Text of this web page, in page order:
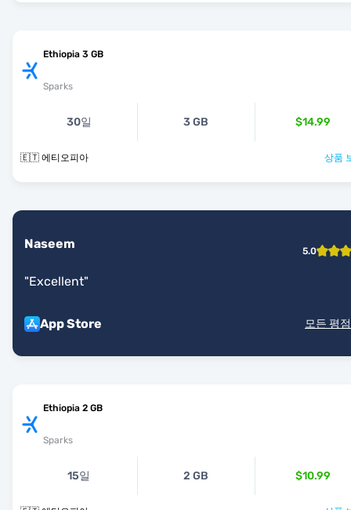
Ethiopia 3 GB
Sparks
30일 3 GB $14.99
🇪🇹 에티오피아 상품
Naseem 5.0
"Excellent"
App Store 모든 평
Ethiopia 2 GB
Sparks
15일 2 GB $10.99